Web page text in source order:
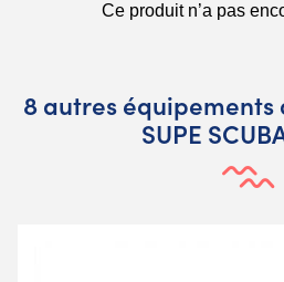
8 autres équipements
SUPE